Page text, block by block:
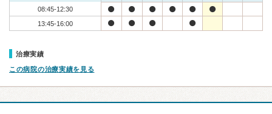
08:45-12:30
13:45-16:00
治療実績
この病院の治療実績を見る